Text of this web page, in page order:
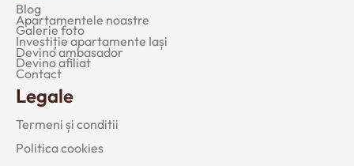
Blog
Apartamentele noastre
Galerie foto
Investiție apartamente Iași
Devino ambasador
Devino afiliat
Contact
Legale
Termeni și conditii
Politica cookies